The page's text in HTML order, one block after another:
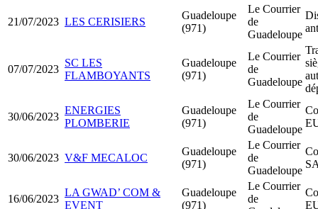
21/07/2023 LES CERISIERS
Guadeloupe
(971)
Le Courrier
de
Guadeloupe
07/07/2023
SC LES
FLAMBOYANTS
Guadeloupe
(971)
Le Courrier
de
Guadeloupe
30/06/2023
ENERGIES
PLOMBERIE
Guadeloupe
(971)
Le Courrier
de
Guadeloupe
30/06/2023 V&F MECALOC
Guadeloupe
(971)
Le Courrier
de
Guadeloupe
16/06/2023
LA GWAD’ COM &
EVENT
Guadeloupe
(971)
Le Courrier
de